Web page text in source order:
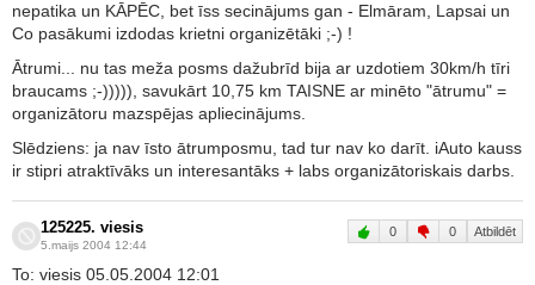
nepatika un KĀPĒC, bet īss secinājums gan - Elmāram, Lapsai un
Co pasākumi izdodas krietni organizētāki ;-) !
Ātrumi... nu tas meža posms dažubrīd bija ar uzdotiem 30km/h tīri
braucams ;-))))), savukārt 10,75 km TAISNE ar minēto "ātrumu" =
organizātoru mazspējas apliecinājums.
Slēdziens: ja nav īsto ātrumposmu, tad tur nav ko darīt. iAuto kauss
ir stipri atraktīvāks un interesantāks + labs organizātoriskais darbs.
125225. viesis
5.maijs 2004 12:44
0 0 Atbildēt
To: viesis 05.05.2004 12:01